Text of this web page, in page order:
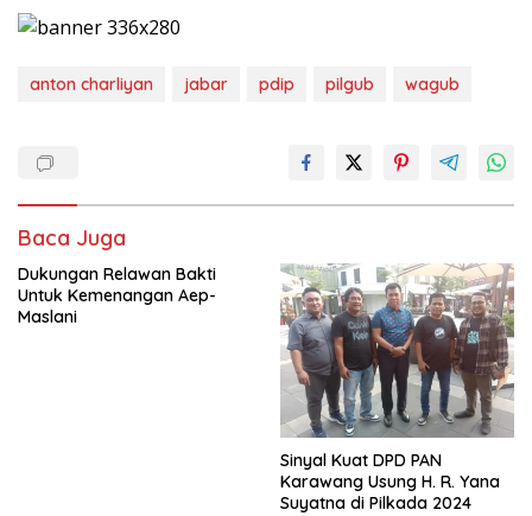
anton charliyan jabar pdip pilgub wagub
Baca Juga
Dukungan Relawan Bakti
Untuk Kemenangan Aep-
Maslani
Sinyal Kuat DPD PAN
Karawang Usung H. R. Yana
Suyatna di Pilkada 2024